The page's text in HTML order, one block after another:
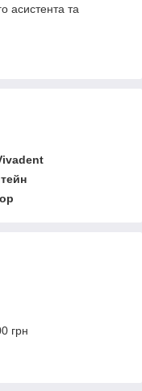
асистента та
грн